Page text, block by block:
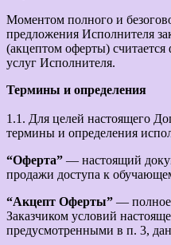
Моментом полного и
предложения Исполнителя
(акцептом оферты)
услуг Исполнителя.
Термины и определения
1.1. Для целей настоящего
термины и определения
“Оферта” — настоящий
продажи доступа к
“Акцепт Оферты” — полное
Заказчиком условий
предусмотренными в п. 3,